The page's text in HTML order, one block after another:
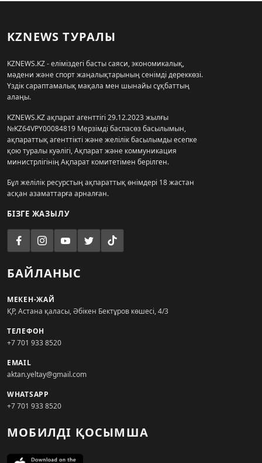
KZNEWS ТУРАЛЫ
KZNEWS.KZ - еліміздегі басты саяси, экономикалық,
мәдени және спорт жаңалықтарының сенімді дереккөзі.
Үздік сараптамалық мақала мен шынайы сұқбаттың
алаңы.
KZNEWS.KZ ақпарат агенттігі 29.12.2023 жылғы
№KZ64VPY00084819 Мерзімді баспасөз басылымын,
ақпараттық агенттікті және желілік басылымды есепке
қою туралы куәлігі, Ақпарат және коммуникация
министрлігінің Ақпарат комитетімен берілген.
Бұл желілік ресурстың ақпараттық өнімдері 18 жастан
асқан азаматтарға арналған.
БІЗГЕ ЖАЗЫЛУ
БАЙЛАНЫС
МЕКЕН-ЖАЙ
ҚР, Астана қаласы, Әбікен Бектұров көшесі, 4/3
ТЕЛЕФОН
+7 701 933 8520
EMAIL
aktan.yeltay@gmail.com
WHATSAPP
+7 701 933 8520
МОБИЛДІ ҚОСЫМША